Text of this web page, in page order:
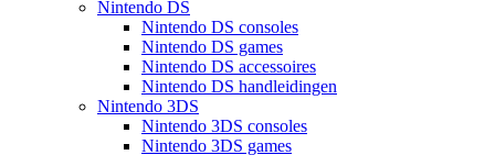
Nintendo DS
Nintendo DS consoles
Nintendo DS games
Nintendo DS accessoires
Nintendo DS handleidingen
Nintendo 3DS
Nintendo 3DS consoles
Nintendo 3DS games